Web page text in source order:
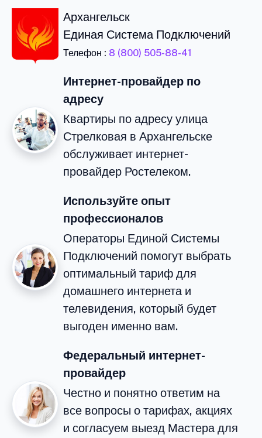
Архангельск
Единая Система Подключений
Телефон : 8 (800) 505-88-41
Интернет-провайдер по
адресу
Квартиры по адресу улица
Стрелковая в Архангельске
обслуживает интернет-
провайдер Ростелеком.
Используйте опыт
профессионалов
Операторы Единой Системы
Подключений помогут выбрать
оптимальный тариф для
домашнего интернета и
телевидения, который будет
выгоден именно вам.
Федеральный интернет-
провайдер
Честно и понятно ответим на
все вопросы о тарифах, акциях
и согласуем выезд Мастера для